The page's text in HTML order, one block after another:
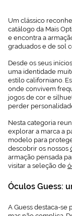
Cookies.
Um clássico
catálogo da Mais
e encontra a
graduados e de sol
Desde os seus
uma identidade
estilo californiano.
onde convivem
jogos de cor e
perder
Nesta categoria
explorar a marca a
modelo para
descobrir os nossos
armação pensada
visitar a seleção de
Óculos Guess:
A Guess destaca-se